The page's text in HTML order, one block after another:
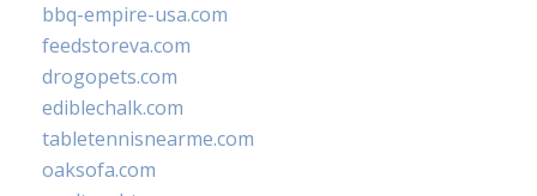
bbq-empire-usa.com
feedstoreva.com
drogopets.com
ediblechalk.com
tabletennisnearme.com
oaksofa.com